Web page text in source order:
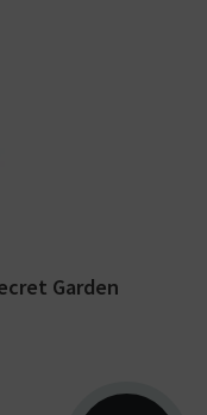
E-
en 50 ml
Garden